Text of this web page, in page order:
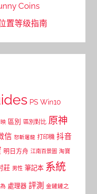
Coins
置等级指南
PS Win10
區別 區別對比 原神
信 怒斬屠龍 打印機 抖音
明日方舟 江南百景圖 淘寶
莊 男性 筆記本 系統
處理器 評測 金鏟鏟之